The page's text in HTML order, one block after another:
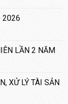
2026
LẦN 2 NĂM
XỬ LÝ TÀI SẢN